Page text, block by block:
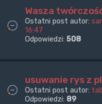
Wasza
Ostatni post autor:
16:47
Odpowiedzi: 508
usuwanie rys z
Ostatni post autor:
Odpowiedzi: 89